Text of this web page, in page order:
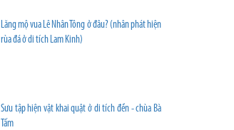
Lăng mộ vua Lê Nhân Tông ở đâu? (nhân phát hiện
rùa đá ở di tích Lam Kinh)
Sưu tập hiện vật khai quật ở di tích đền - chùa Bà
Tấm